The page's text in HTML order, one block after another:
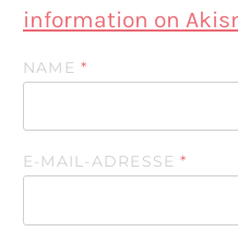
information on
NAME*
E-MAIL-ADRESSE*